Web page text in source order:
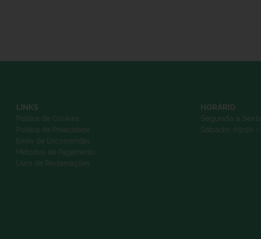
LINKS
Política de Cookies
Política de Privacidade
Envio de Encomendas
Métodos de Pagamento
Livro de Reclamações
HORÁRIO
Segunda a
Sábado: 09:00 -